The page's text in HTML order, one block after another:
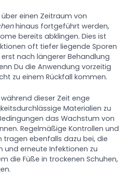
einen Zeitraum von
hinaus fortgeführt werden,
bereits abklingen. Dies ist
oft tiefer liegende Sporen
nach längerer Behandlung
Du die Anwendung vorzeitig
zu einem Rückfall kommen.
dieser Zeit enge
Materialien zu
das Wachstum von
Regelmäßige Kontrollen und
tragen ebenfalls dazu bei, die
und erneute Infektionen zu
die Füße in trockenen Schuhen,